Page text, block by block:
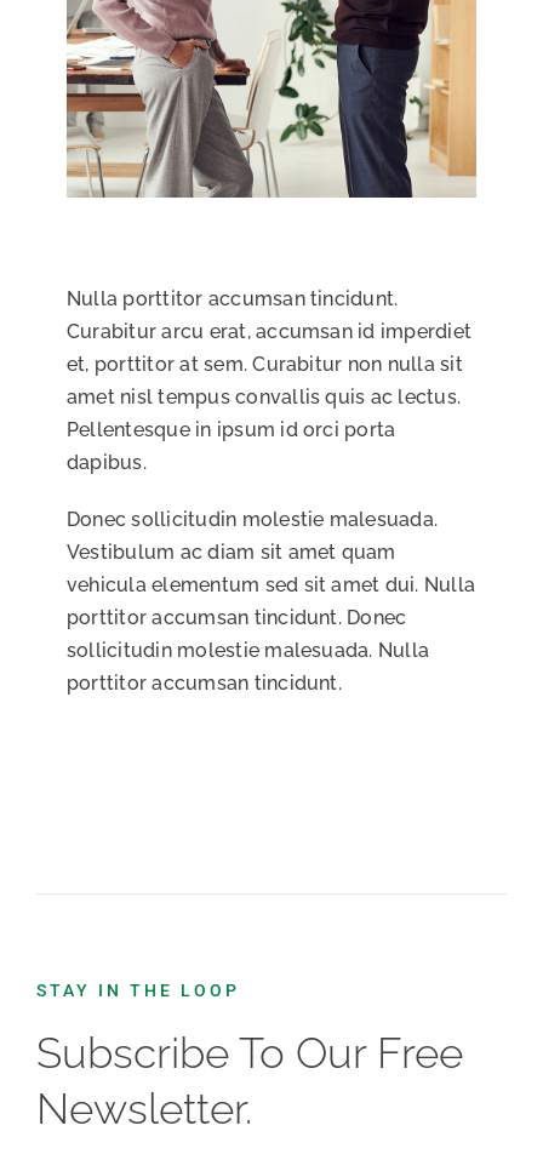
Nulla porttitor accumsan tincidunt.
Curabitur arcu erat, accumsan id imperdiet
et, porttitor at sem. Curabitur non nulla sit
amet nisl tempus convallis quis ac lectus.
Pellentesque in ipsum id orci porta
dapibus.
Donec sollicitudin molestie malesuada.
Vestibulum ac diam sit amet quam
vehicula elementum sed sit amet dui. Nulla
porttitor accumsan tincidunt. Donec
sollicitudin molestie malesuada. Nulla
porttitor accumsan tincidunt.
STAY IN THE LOOP
Subscribe To Our Free
Newsletter.